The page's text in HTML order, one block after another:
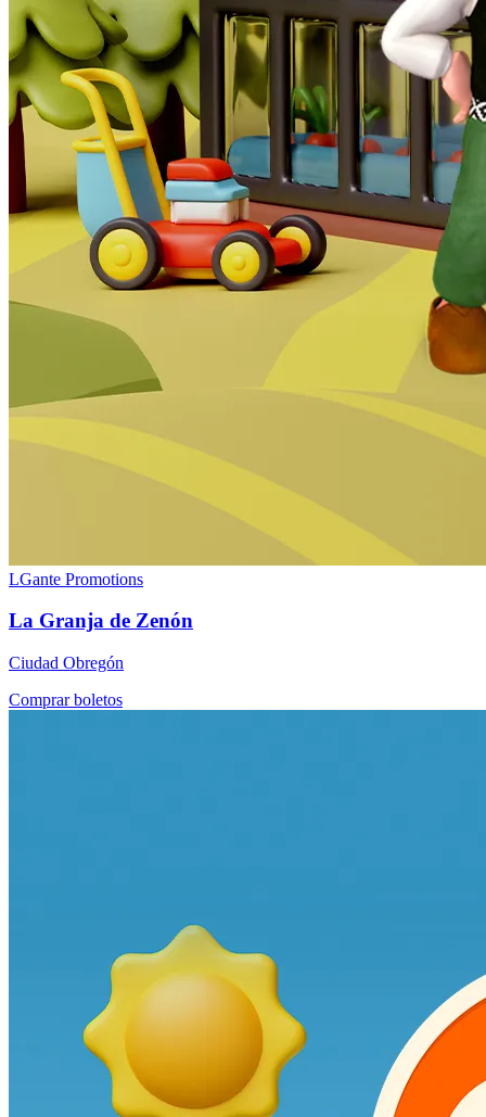
LGante Promotions
La Granja de Zenón
Ciudad Obregón
Comprar boletos